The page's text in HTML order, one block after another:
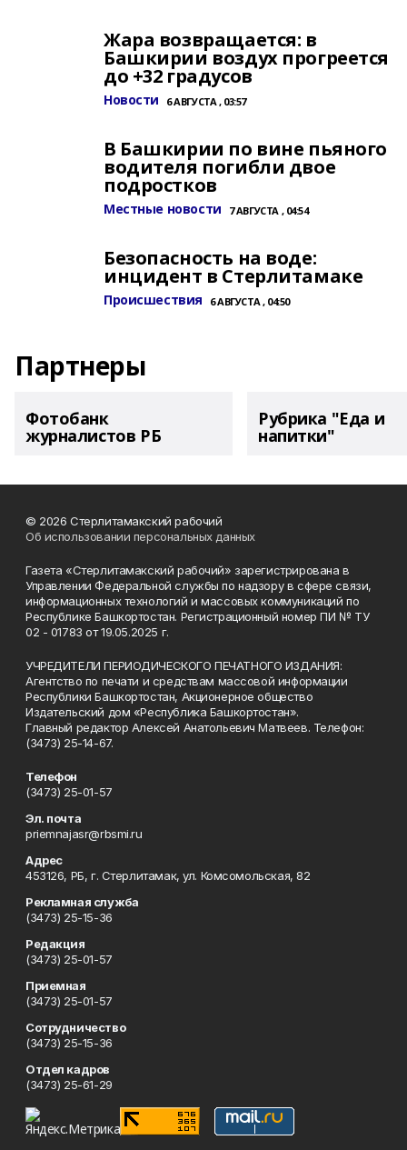
Жара возвращается: в
Башкирии воздух прогреется
до +32 градусов
Новости 6 АВГУСТА , 03:57
В Башкирии по вине пьяного
водителя погибли двое
подростков
Местные новости 7 АВГУСТА , 04:54
Безопасность на воде:
инцидент в Стерлитамаке
Происшествия 6 АВГУСТА , 04:50
Партнеры
Фотобанк
журналистов РБ
Рубрика "Еда и
напитки"
© 2026 Стерлитамакский рабочий
Об использовании персональных данных
Газета «Стерлитамакский рабочий» зарегистрирована в
Управлении Федеральной службы по надзору в сфере связи,
информационных технологий и массовых коммуникаций по
Республике Башкортостан. Регистрационный номер ПИ № ТУ
02 - 01783 от 19.05.2025 г.
УЧРЕДИТЕЛИ ПЕРИОДИЧЕСКОГО ПЕЧАТНОГО ИЗДАНИЯ:
Агентство по печати и средствам массовой информации
Республики Башкортостан, Акционерное общество
Издательский дом «Республика Башкортостан».
Главный редактор Алексей Анатольевич Матвеев. Телефон:
(3473) 25-14-67.
Телефон
(3473) 25-01-57
Эл. почта
priemnajasr@rbsmi.ru
Адрес
453126, РБ, г. Стерлитамак, ул. Комсомольская, 82
Рекламная служба
(3473) 25-15-36
Редакция
(3473) 25-01-57
Приемная
(3473) 25-01-57
Сотрудничество
(3473) 25-15-36
Отдел кадров
(3473) 25-61-29